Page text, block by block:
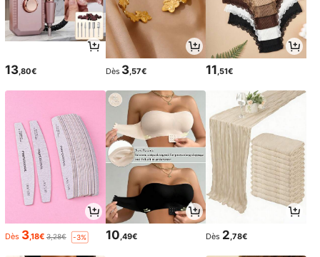
13 ,80€ Dès 3 ,57€ 11 ,51€
Dès 3,18€ 3,28€ -3% 10,49€ Dès 2,78€